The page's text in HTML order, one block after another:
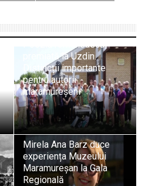
Poezia românească,
premiată la Uzdin.
Distincții importante
pentru autorii
maramureșeni
Mirela Ana Barz duce
experiența Muzeului
Maramureșan la Gala
Regională